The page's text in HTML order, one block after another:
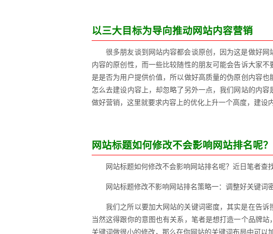
以三大目标为导向推动网站内容营销
很多朋友谈到网站内容都会谈原创，因为这是做好
内容的原创性，而一些比较随性的朋友可能会告诉大家
是是否为用户提供价值，所以做好高质量的伪原创内容
怎么去建设内容上，却忽略了另外一点，我们网站的内
做好营销，这里就要求内容上的优化上升一个高度，建设
网站标题如何修改不会影响网站排名呢？
网站标题如何修改不会影响网站排名呢？近日笔
网站标题修改不影响网站排名策略一：调整好关键词
我们之所以要加大网站的关键词密度，其实是在告诉
当然这得跟你的意图也有关系，笔者是想打造一个品牌
关键词做很小的修改，那么在你网站的关键词布局中可以